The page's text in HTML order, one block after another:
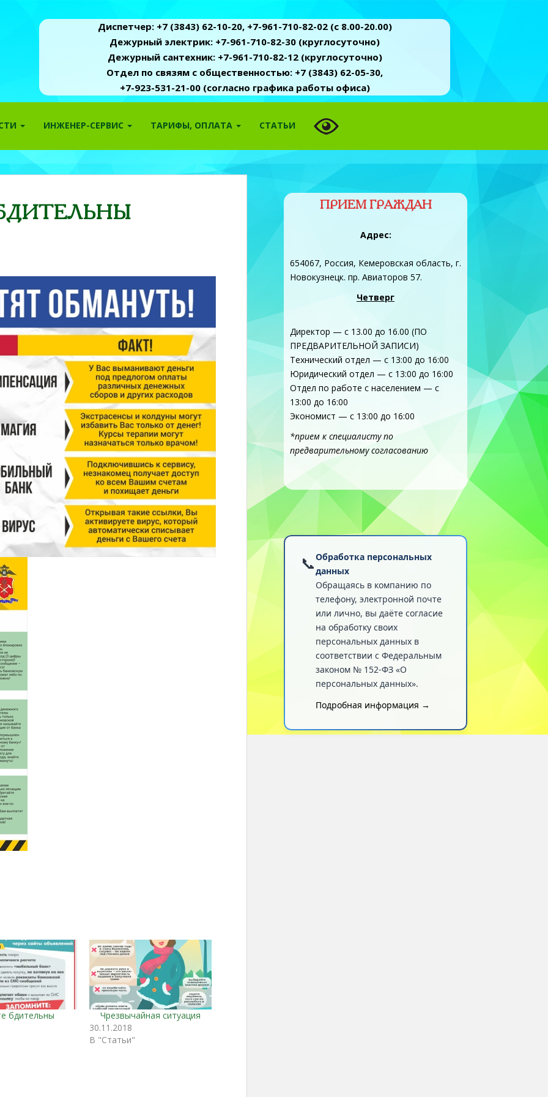
Диспетчер: +7 (3843) 62-10-20, +7-961-710-82-02 (c 8.00-20.00)
Дежурный электрик: +7-961-710-82-30 (круглосуточно)
Дежурный сантехник: +7-961-710-82-12 (круглосуточно)
Отдел по связям с общественностью: +7 (3843) 62-05-30,
+7-923-531-21-00 (согласно графика работы офиса)
ИНЖЕНЕР-СЕРВИС ТАРИФЫ, ОПЛАТА СТАТЬИ
бдительны
Чрезвычайная ситуация
30.11.2018
В "Статьи"
ПРИЕМ ГРАЖДАН
Адрес:
654067, Россия, Кемеровская область, г.
Новокузнецк. пр. Авиаторов 57.
Четверг
Директор — с 13.00 до 16.00 (ПО
ПРЕДВАРИТЕЛЬНОЙ ЗАПИСИ)
Технический отдел — с 13:00 до 16:00
Юридический отдел — с 13:00 до 16:00
Отдел по работе с населением — с
13:00 до 16:00
Экономист — с 13:00 до 16:00
*прием к специалисту по
предварительному согласованию
📞Обработка персональных
данных
Обращаясь в компанию по
телефону, электронной почте
или лично, вы даёте согласие
на обработку своих
персональных данных в
соответствии с Федеральным
законом № 152-ФЗ «О
персональных данных».
Подробная информация →